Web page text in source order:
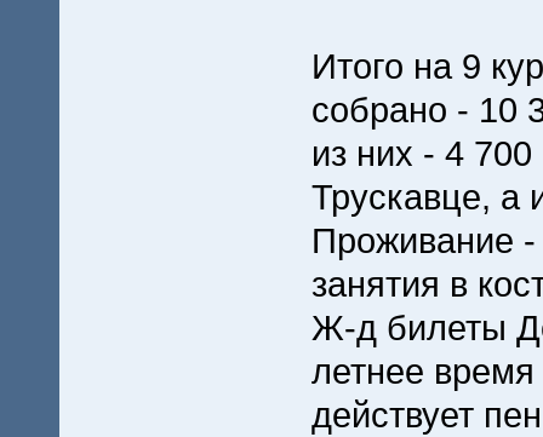
Итого на 9
собрано - 10
из них - 4
Трускавце, а
Проживание -
занятия в
Ж-д билеты
летнее
действует